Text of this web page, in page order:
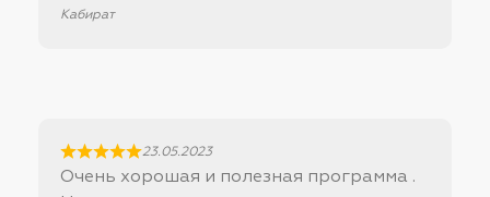
Кабират
23.05.2023
Очень хорошая и полезная программа .